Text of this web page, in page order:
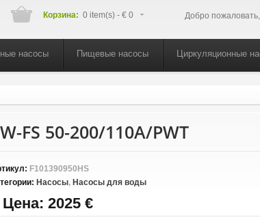
Добро
Корзина: 0 item(s) - € 0
насосы Пищевые насосы Циркуляционные
FS 50-200/110A/PWT
F101390950HS
Насосы, Насосы для воды
Цена: 2025 €